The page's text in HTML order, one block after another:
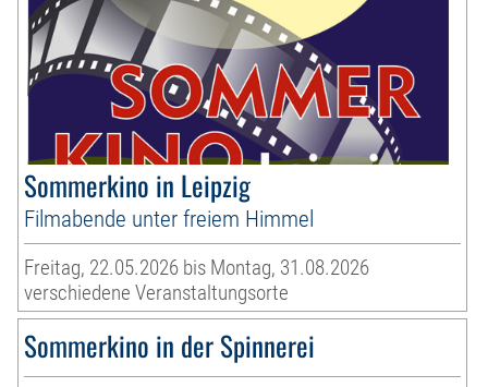
Sommerkino in Leipzig
Filmabende unter freiem Himmel
Freitag, 22.05.2026 bis Montag, 31.08.2026
verschiedene Veranstaltungsorte
Sommerkino in der Spinnerei